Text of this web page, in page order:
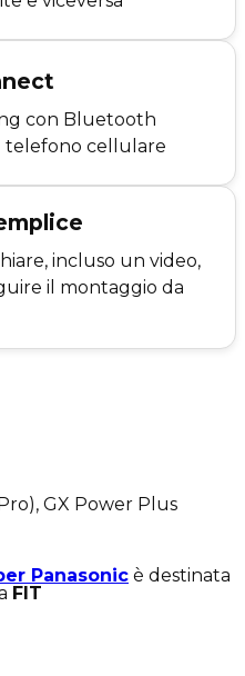
con Bluetooth
telefono cellulare
incluso un video,
il montaggio da
GX Power Plus
Panasonic è destinata
FIT